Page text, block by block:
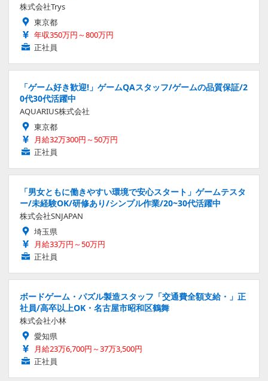
株式会社Trys
東京都
年収350万円～800万円
正社員
「ゲーム好き歓迎!」ゲームQAスタッフ/ゲームの品質保証/2
0代30代活躍中
AQUARIUS株式会社
東京都
月給32万300円～50万円
正社員
「男女ともに働きやすい環境で安心スタート」ゲームテスタ
ー/未経験OK/研修あり/シンプル作業/20~30代活躍中
株式会社SNJAPAN
埼玉県
月給33万円～50万円
正社員
ボードゲーム・パズル製造スタッフ「交通費全額支給・」正
社員/高卒以上OK・名古屋市昭和区鶴舞
株式会社小林
愛知県
月給23万6,700円～37万3,500円
正社員